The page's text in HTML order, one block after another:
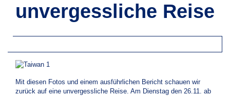
unvergessliche Reise
Mit diesen Fotos und einem ausführlichen Bericht schauen wir
zurück auf eine unvergessliche Reise. Am Dienstag den 26.11. ab